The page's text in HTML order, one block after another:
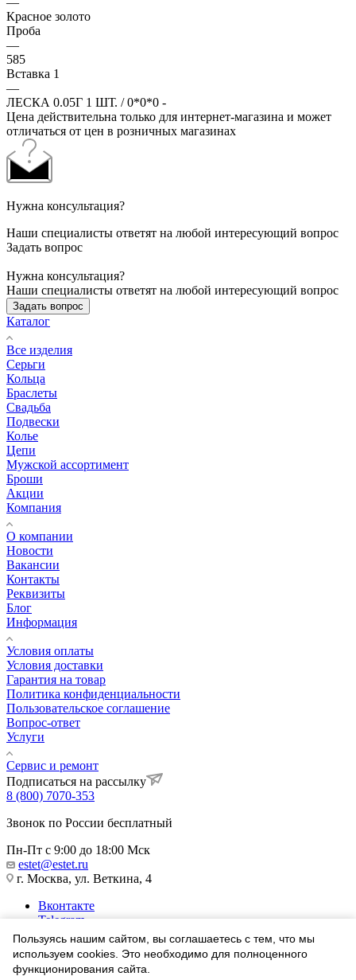
Красное золото
Проба
—
585
Вставка 1
—
ЛЕСКА 0.05Г 1 ШТ. / 0*0*0 -
Цена действительна только для интернет-магазина и может
отличаться от цен в розничных магазинах
Нужна консультация?
Наши специалисты ответят на любой интересующий вопрос
Задать вопрос
Нужна консультация?
Наши специалисты ответят на любой интересующий вопрос
Задать вопрос
Каталог
Все изделия
Серьги
Кольца
Браслеты
Свадьба
Подвески
Колье
Цепи
Мужской ассортимент
Броши
Акции
Компания
О компании
Новости
Вакансии
Контакты
Реквизиты
Блог
Информация
Условия оплаты
Условия доставки
Гарантия на товар
Политика конфиденциальности
Пользовательское соглашение
Вопрос-ответ
Услуги
Сервис и ремонт
Подписаться на рассылку
8 (800) 7070-353
Звонок по России бесплатный
Пн-Пт с 9:00 до 18:00 Мск
estet@estet.ru
г. Москва, ул. Веткина, 4
Вконтакте
Telegram
Одноклассники
WhatsApp
1991-2026 © Ювелирный Дом ЭСТЕТ
Пользуясь нашим сайтом, вы соглашаетесь с тем, что мы
используем cookies. Это необходимо для полноценного
функционирования сайта.